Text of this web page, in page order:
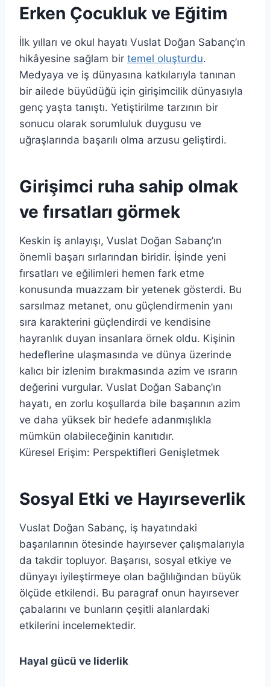
Erken Çocukluk ve Eğitim
İlk yılları ve okul hayatı Vuslat Doğan Sabanç’ın
hikâyesine sağlam bir temel oluşturdu.
Medyaya ve iş dünyasına katkılarıyla tanınan
bir ailede büyüdüğü için girişimcilik dünyasıyla
genç yaşta tanıştı. Yetiştirilme tarzının bir
sonucu olarak sorumluluk duygusu ve
uğraşlarında başarılı olma arzusu geliştirdi.
Girişimci ruha sahip olmak
ve fırsatları görmek
Keskin iş anlayışı, Vuslat Doğan Sabanç’ın
önemli başarı sırlarından biridir. İşinde yeni
fırsatları ve eğilimleri hemen fark etme
konusunda muazzam bir yetenek gösterdi. Bu
sarsılmaz metanet, onu güçlendirmenin yanı
sıra karakterini güçlendirdi ve kendisine
hayranlık duyan insanlara örnek oldu. Kişinin
hedeflerine ulaşmasında ve dünya üzerinde
kalıcı bir izlenim bırakmasında azim ve ısrarın
değerini vurgular. Vuslat Doğan Sabanç’ın
hayatı, en zorlu koşullarda bile başarının azim
ve daha yüksek bir hedefe adanmışlıkla
mümkün olabileceğinin kanıtıdır.
Küresel Erişim: Perspektifleri Genişletmek
Sosyal Etki ve Hayırseverlik
Vuslat Doğan Sabanç, iş hayatındaki
başarılarının ötesinde hayırsever çalışmalarıyla
da takdir topluyor. Başarısı, sosyal etkiye ve
dünyayı iyileştirmeye olan bağlılığından büyük
ölçüde etkilendi. Bu paragraf onun hayırsever
çabalarını ve bunların çeşitli alanlardaki
etkilerini incelemektedir.
Hayal gücü ve liderlik